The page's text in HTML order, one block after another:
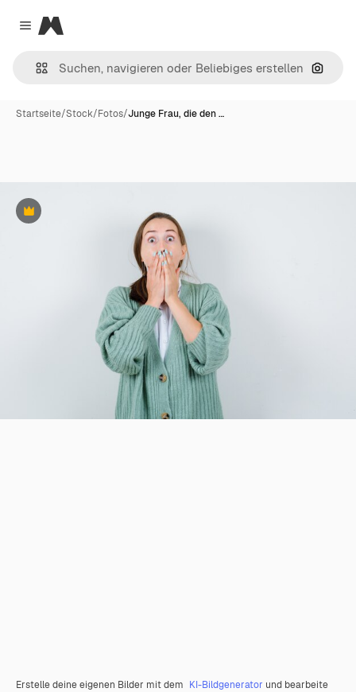
Close menu
Magnific
Nach
Startseite/Stock/Fotos/Junge Frau, die den …
Premium
Erstelle deine eigenen Bilder mit dem KI-Bildgenerator und bearbeite